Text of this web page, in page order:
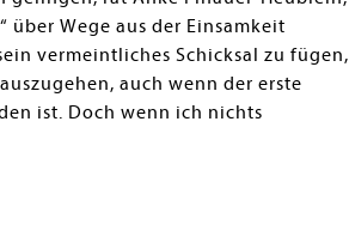
über Wege aus der Einsamkeit
vermeintliches Schicksal zu fügen,
auch wenn der erste
ist. Doch wenn ich nichts